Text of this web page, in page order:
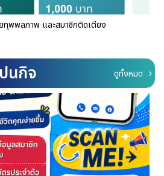
ทุพพลภาพ และสมาชิกติดเตียง
นกิจ ดูทั้งหมด